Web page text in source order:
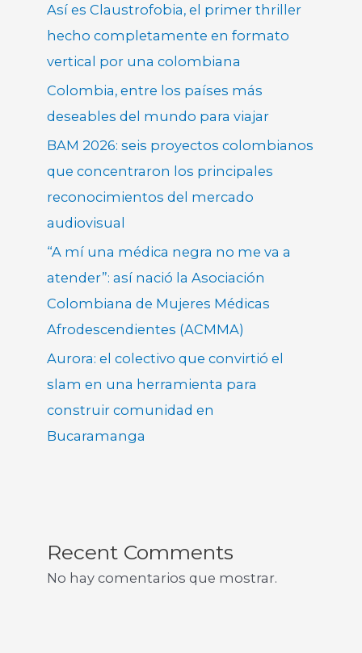
Así es Claustrofobia, el primer thriller
hecho completamente en formato
vertical por una colombiana
Colombia, entre los países más
deseables del mundo para viajar
BAM 2026: seis proyectos colombianos
que concentraron los principales
reconocimientos del mercado
audiovisual
“A mí una médica negra no me va a
atender”: así nació la Asociación
Colombiana de Mujeres Médicas
Afrodescendientes (ACMMA)
Aurora: el colectivo que convirtió el
slam en una herramienta para
construir comunidad en
Bucaramanga
Recent Comments
No hay comentarios que mostrar.